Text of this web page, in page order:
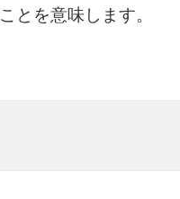
ことを意味します。